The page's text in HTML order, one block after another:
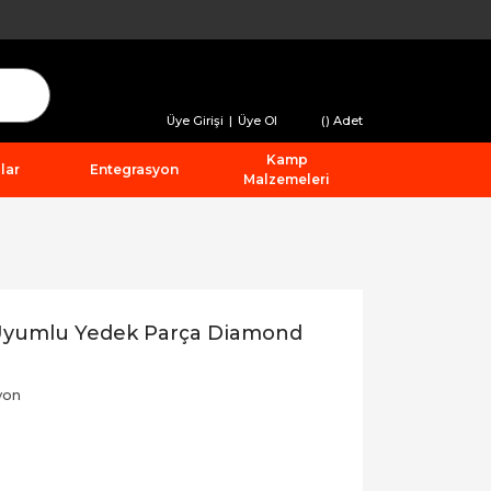
Üye Girişi | Üye Ol () Adet
Entegrasyon
Kamp
Malzemeleri
Yedek Parça Diamond